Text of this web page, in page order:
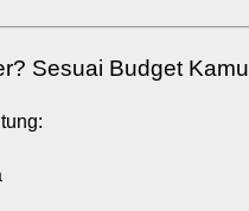
Sesuai Budget Kamu